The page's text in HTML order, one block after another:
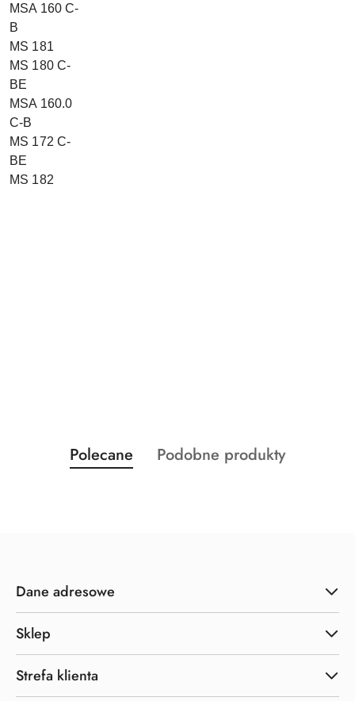
MSA 160 C-
B
MS 181
MS 180 C-
BE
MSA 160.0
C-B
MS 172 C-
BE
MS 182
Pomiń karuzelę produktów
Produkty
o
Polecane
Produkty
Podobne produkty
Dane adresowe
Sklep
Strefa klienta